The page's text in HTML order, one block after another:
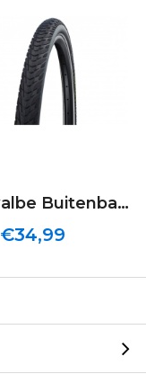
Schwalbe Buitenband Marathon E-Plus | Vouwband | 37-622
€34,99